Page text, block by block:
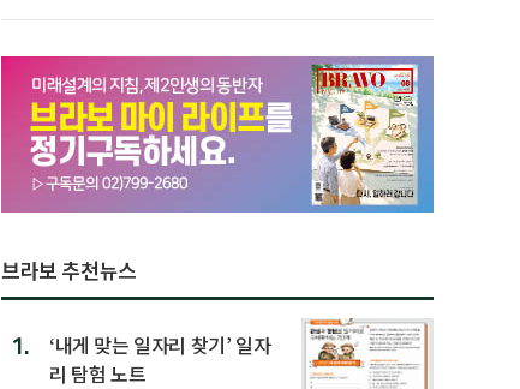
브라보 추천뉴스
1.
‘내게 맞는 일자리 찾기’ 일자
리 탐험 노트